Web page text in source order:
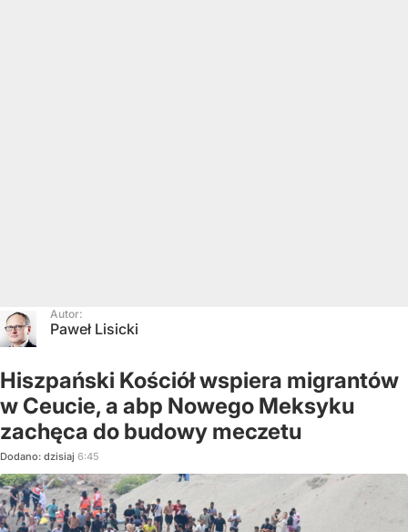
Autor:
Paweł Lisicki
Hiszpański Kościół wspiera migrantów
w Ceucie, a abp Nowego Meksyku
zachęca do budowy meczetu
Dodano: dzisiaj 6:45